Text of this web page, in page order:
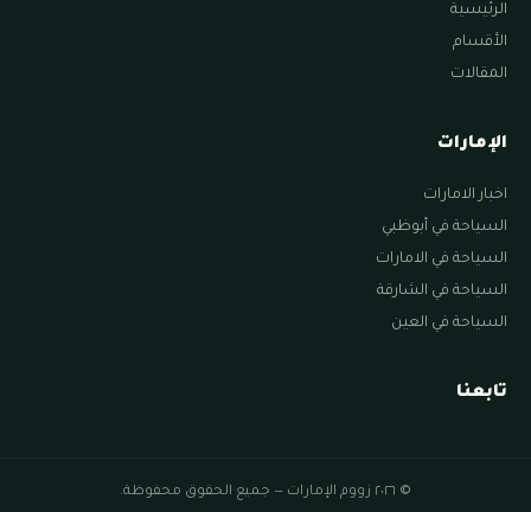
الرئيسية
الأقسام
المقالات
الإمارات
اخبار الامارات
السياحة في أبوظبي
السياحة في الامارات
السياحة في الشارقة
السياحة في العين
تابعنا
© ٢٠٢٦ زووم الإمارات — جميع الحقوق محفوظة.